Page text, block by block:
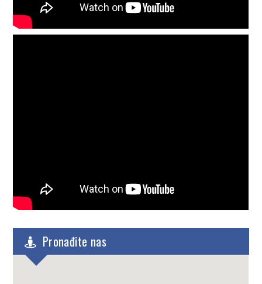
Pronađite nas